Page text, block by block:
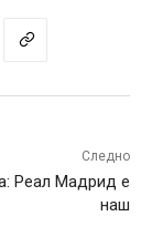
Следно
Реал Мадрид е
наш